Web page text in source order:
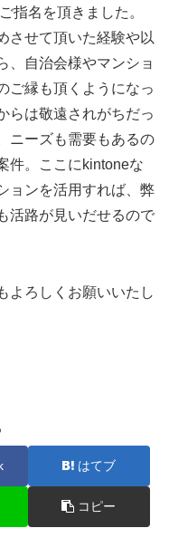
指名を頂きました。
させて頂いた経験や以
、自治会様やマンショ
ご縁も頂くようになっ
らは敬遠されがちだっ
ニーズも需要もあるの
件。ここにkintoneな
ョンを活用すれば、弊
活路が見いだせるので
よろしくお願いいたし
はてブ
コピー